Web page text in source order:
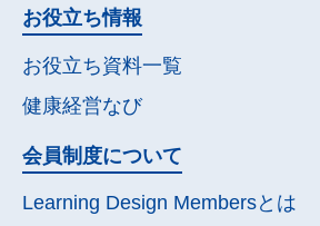
お役立ち情報
お役立ち資料一覧
健康経営なび
会員制度について
Learning Design Membersとは